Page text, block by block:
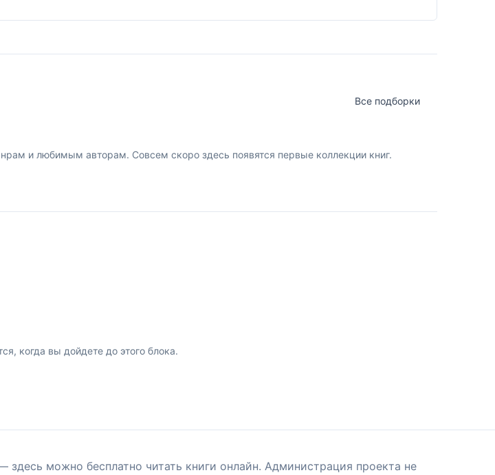
Все подборки
и любимым авторам. Совсем скоро здесь появятся первые коллекции книг.
когда вы дойдете до этого блока.
можно бесплатно читать книги онлайн. Администрация проекта не